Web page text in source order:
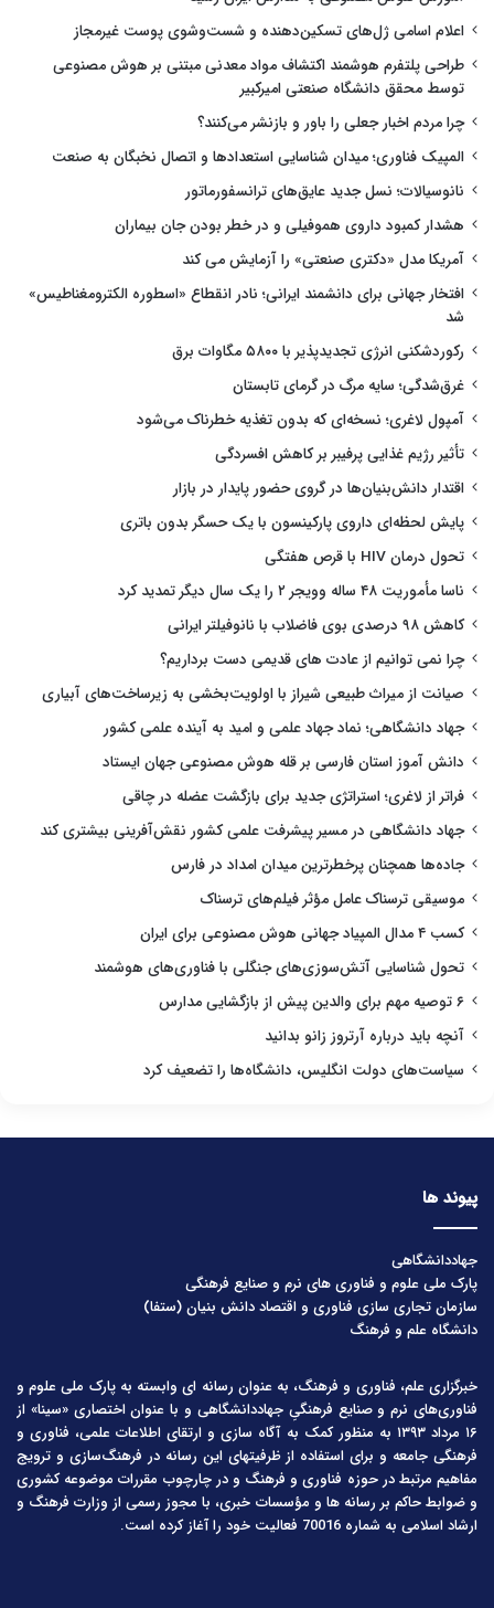
اعلام اسامی ژل‌های تسکین‌دهنده و شست‌وشوی پوست غیرمجاز
طراحی پلتفرم هوشمند اکتشاف مواد معدنی مبتنی بر هوش مصنوعی
توسط محقق دانشگاه صنعتی امیرکبیر
چرا مردم اخبار جعلی را باور و بازنشر می‌کنند؟
المپیک فناوری؛ میدان شناسایی استعدادها و اتصال نخبگان به صنعت
نانوسیالات؛ نسل جدید عایق‌های ترانسفورماتور
هشدار کمبود داروی هموفیلی و در خطر بودن جان بیماران
آمریکا مدل «دکتری صنعتی» را آزمایش می کند
افتخار جهانی برای دانشمند ایرانی؛ نادر انقطاع «اسطوره الکترومغناطیس»
شد
رکوردشکنی انرژی تجدیدپذیر با ۵۸۰۰ مگاوات برق
غرق‌شدگی؛ سایه مرگ در گرمای تابستان
آمپول لاغری؛ نسخه‌ای که بدون تغذیه خطرناک می‌شود
تأثیر رژیم غذایی پرفیبر بر کاهش افسردگی
اقتدار دانش‌بنیان‌ها در گروی حضور پایدار در بازار
پایش لحظه‌ای داروی پارکینسون با یک حسگر بدون باتری
تحول درمان HIV با قرص هفتگی
ناسا مأموریت ۴۸ ساله وویجر ۲ را یک سال دیگر تمدید کرد
کاهش ۹۸ درصدی بوی فاضلاب با نانوفیلتر ایرانی
چرا نمی توانیم از عادت های قدیمی دست برداریم؟
صیانت از میراث طبیعی شیراز با اولویت‌بخشی به زیرساخت‌های آبیاری
جهاد دانشگاهی؛ نماد جهاد علمی و امید به آینده علمی کشور
دانش آموز استان فارسی بر قله هوش مصنوعی جهان ایستاد
فراتر از لاغری؛ استراتژی جدید برای بازگشت عضله در چاقی
جهاد دانشگاهی در مسیر پیشرفت علمی کشور نقش‌آفرینی بیشتری کند
جاده‌ها همچنان پرخطرترین میدان امداد در فارس
موسیقی ترسناک عامل مؤثر فیلم‌های ترسناک
کسب ۴ مدال المپیاد جهانی هوش مصنوعی برای ایران
تحول شناسایی آتش‌سوزی‌های جنگلی با فناوری‌های هوشمند
۶ توصیه مهم برای والدین پیش از بازگشایی مدارس
آنچه باید درباره آرتروز زانو بدانید
سیاست‌های دولت انگلیس، دانشگاه‌ها را تضعیف کرد
پیوند ها
جهاددانشگاهی
پارک ملی علوم و فناوری های نرم و صنایع فرهنگی
سازمان تجاری سازی فناوری و اقتصاد دانش بنیان (ستفا)
دانشگاه علم و فرهنگ
خبرگزاری علم، فناوری و فرهنگ، به عنوان رسانه ای وابسته به پارک ملی علوم و
فناوری‌های نرم و صنایع فرهنگیِ جهاددانشگاهی و با عنوان اختصاری «سینا» از
۱۶ مرداد ۱۳۹۳ به منظور کمک به آگاه سازی و ارتقای اطلاعات علمی، فناوری و
فرهنگی جامعه و برای استفاده از ظرفیتهای این رسانه در فرهنگ‌سازی و ترویج
مفاهیم مرتبط در حوزه فناوری و فرهنگ و در چارچوب مقررات موضوعه کشوری
و ضوابط حاکم بر رسانه ها و مؤسسات خبری، با مجوز رسمی از وزارت فرهنگ و
ارشاد اسلامی به شماره 70016 فعالیت خود را آغاز کرده است.